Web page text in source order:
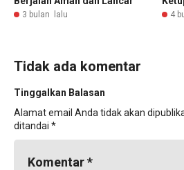
3 bulan lalu 4
Tidak ada komentar
Tinggalkan Balasan
Alamat email Anda tidak akan
ditandai *
Komentar*